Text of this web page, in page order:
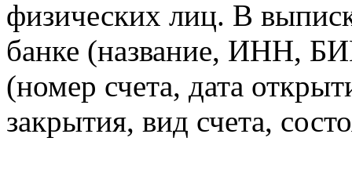
физических лиц. В
банке (название, ИНН,
(номер счета, дата
закрытия, вид счета,